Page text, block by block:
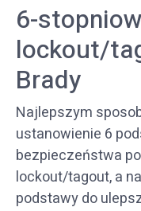
6-
lockout/
Brady
Najlepszym
ustanowienie 6
bezpieczeństwa
lockout/tagout, a
podstawy do